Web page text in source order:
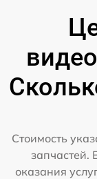
Стоимость
запчастей.
оказания